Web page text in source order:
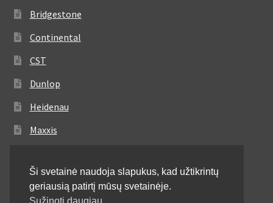
Bridgestone
Continental
CST
Dunlop
Heidenau
Maxxis
Michelin
Mitas
Ši svetainė naudoja slapukus, kad užtikrintų
geriausią patirtį mūsų svetainėje.
Sužinoti daugiau